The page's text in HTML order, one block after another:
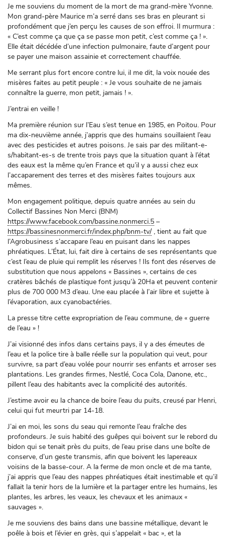
Je me souviens du moment de la mort de ma grand-mère Yvonne.
Mon grand-père Maurice m’a serré dans ses bras en pleurant si
profondément que j’en perçu les causes de son effroi. Il murmura :
« C’est comme ça que ça se passe mon petit, c’est comme ça ! ».
Elle était décédée d’une infection pulmonaire, faute d’argent pour
se payer une maison assainie et correctement chauffée.
Me serrant plus fort encore contre lui, il me dit, la voix nouée des
misères faites au petit peuple : « Je vous souhaite de ne jamais
connaître la guerre, mon petit, jamais ! ».
J’entrai en veille !
Ma première réunion sur l’Eau s’est tenue en 1985, en Poitou. Pour
ma dix-neuvième année, j’appris que des humains souillaient l’eau
avec des pesticides et autres poisons. Je sais par des militant-e-
s/habitant-es-s de trente trois pays que la situation quant à l’état
des eaux est la même qu’en France et qu’il y a aussi chez eux
l’accaparement des terres et des misères faites toujours aux
mêmes.
Mon engagement politique, depuis quatre années au sein du
Collectif Bassines Non Merci (BNM)
https://www.facebook.com/bassine.nonmerci.5 –
https://bassinesnonmerci.fr/index.php/bnm-tv/ , tient au fait que
l’Agrobusiness s’accapare l’eau en puisant dans les nappes
phréatiques. L’État, lui, fait dire à certains de ses représentants que
c’est l’eau de pluie qui remplit les réserves ! Ils font des réserves de
substitution que nous appelons « Bassines », certains de ces
cratères bâchés de plastique font jusqu’à 20Ha et peuvent contenir
plus de 700 000 M3 d’eau. Une eau placée à l’air libre et sujette à
l’évaporation, aux cyanobactéries.
La presse titre cette expropriation de l’eau commune, de « guerre
de l’eau » !
J’ai visionné des infos dans certains pays, il y a des émeutes de
l’eau et la police tire à balle réelle sur la population qui veut, pour
survivre, sa part d’eau volée pour nourrir ses enfants et arroser ses
plantations. Les grandes firmes, Nestlé, Coca Cola, Danone, etc.,
pillent l’eau des habitants avec la complicité des autorités.
J’estime avoir eu la chance de boire l’eau du puits, creusé par Henri,
celui qui fut meurtri par 14-18.
J’ai en moi, les sons du seau qui remonte l’eau fraîche des
profondeurs. Je suis habité des guêpes qui boivent sur le rebord du
bidon qui se tenait près du puits, de l’eau prise dans une boîte de
conserve, d’un geste transmis, afin que boivent les lapereaux
voisins de la basse-cour. A la ferme de mon oncle et de ma tante,
j’ai appris que l’eau des nappes phréatiques était inestimable et qu’il
fallait la tenir hors de la lumière et la partager entre les humains, les
plantes, les arbres, les veaux, les chevaux et les animaux «
sauvages ».
Je me souviens des bains dans une bassine métallique, devant le
poêle à bois et l’évier en grès, qui s’appelait « bac », et la